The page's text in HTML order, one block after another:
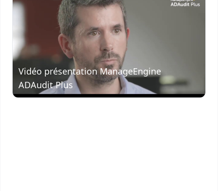
la vidéo
Vidéo présentation ManageEngine
ADAudit Plus